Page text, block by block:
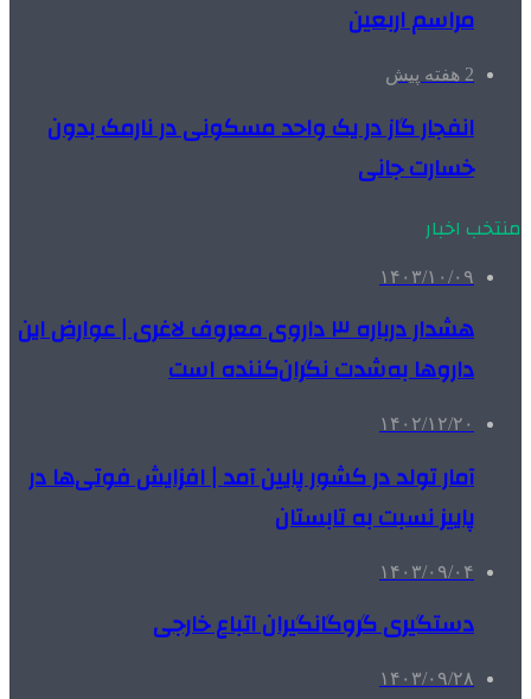
مراسم اربعین
2 هفته پیش
انفجار گاز در یک واحد مسکونی در نارمک بدون
خسارت جانی
منتخب اخبار
۱۴۰۳/۱۰/۰۹
هشدار درباره ۳ داروی معروف لاغری | عوارض این
داروها به‌شدت نگران‌کننده است
۱۴۰۲/۱۲/۲۰
آمار تولد در کشور پایین آمد | افزایش فوتی‌ها در
پاییز نسبت به تابستان
۱۴۰۳/۰۹/۰۴
دستگیری گروگانگیران اتباع خارجی
۱۴۰۳/۰۹/۲۸